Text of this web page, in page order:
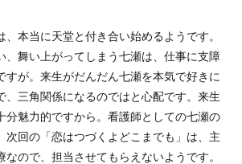
本当に天堂と付き合い始めるようです。
、舞い上がってしまう七瀬は、仕事に支障
すが。来生がだんだん七瀬を本気で好きに
、三角関係になるのではと心配です。来生
分魅力的ですから。看護師としての七瀬の
次回の「恋はつづくよどこまでも」は、主
ので、担当させてもらえないようです。